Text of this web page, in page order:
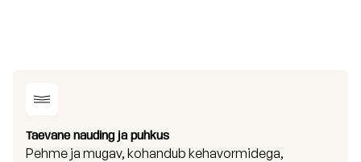
Taevane nauding ja puhkus
Pehme ja mugav, kohandub kehavormidega,